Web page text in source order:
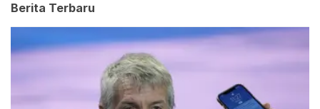
Berita Terbaru